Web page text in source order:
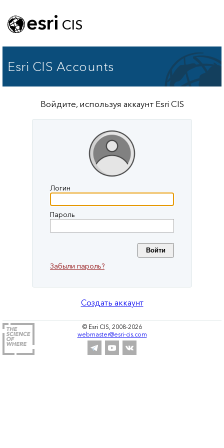
esri CIS
Esri CIS Accounts
Войдите, используя аккаунт Esri CIS
Логин
Пароль
Забыли пароль?
Создать аккаунт
© Esri CIS, 2008-2026
webmaster@esri-cis.com